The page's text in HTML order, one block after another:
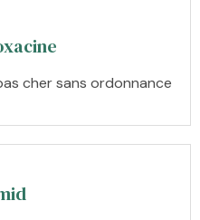
cher sans ordonnance